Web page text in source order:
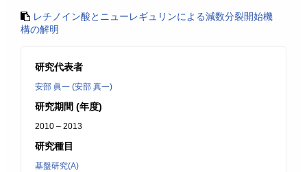
レチノイン酸とニューレギュリンによる減数分裂開始機
構の解明
研究代表者
安部 眞一 (安部 真一)
研究期間 (年度)
2010 – 2013
研究種目
基盤研究(A)